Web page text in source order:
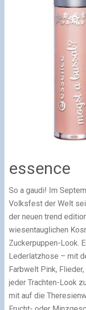
essence
So a gaudi! Im
Volksfest der Welt
der neuen trend
wiesentauglichen
Zuckerpuppen-Look.
Lederlatzhose – mit
Farbwelt Pink, Flieder,
jeder Trachten-Look
mit auf die